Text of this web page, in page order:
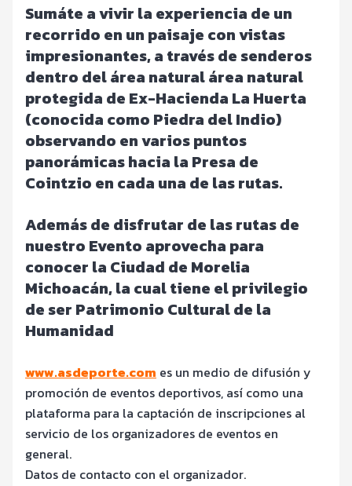
Sumáte a vivir la experiencia de un
recorrido en un paisaje con vistas
impresionantes, a través de senderos
dentro del área natural área natural
protegida de Ex-Hacienda La Huerta
(conocida como Piedra del Indio)
observando en varios puntos
panorámicas hacia la Presa de
Cointzio en cada una de las rutas.
Además de disfrutar de las rutas de
nuestro Evento aprovecha para
conocer la Ciudad de Morelia
Michoacán, la cual tiene el privilegio
de ser Patrimonio Cultural de la
Humanidad
www.asdeporte.com es un medio de difusión y
promoción de eventos deportivos, así como una
plataforma para la captación de inscripciones al
servicio de los organizadores de eventos en
general.
Datos de contacto con el organizador.